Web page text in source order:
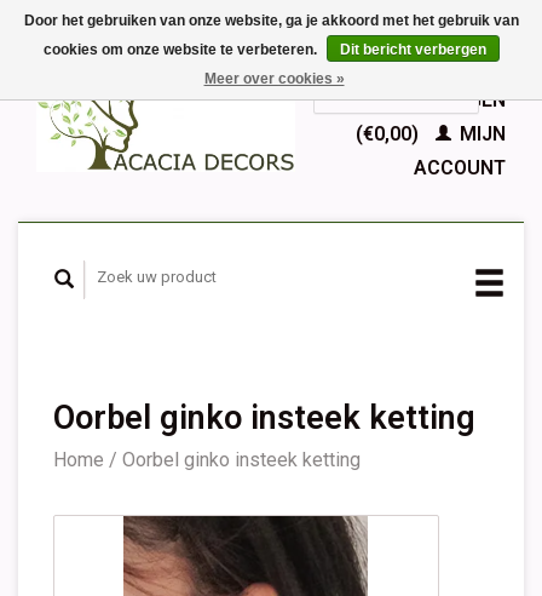
EUR
GBPNederlands
Deutsch
English
Français
WINKELWAGEN
(€0,00)
MIJN
ACCOUNT
Oorbel ginko insteek ketting
Home / Oorbel ginko insteek ketting
Door het gebruiken van onze website, ga je akkoord met het gebruik van
cookies om onze website te verbeteren.
Dit bericht verbergen
Meer over cookies »